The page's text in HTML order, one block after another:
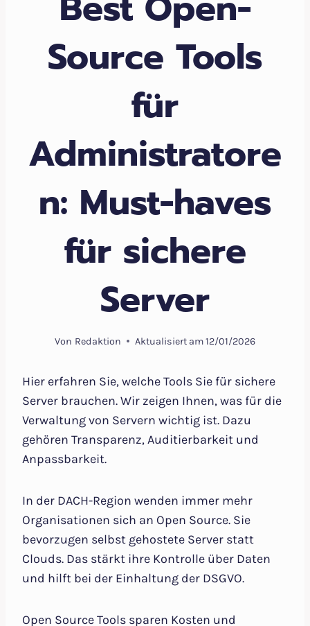
Source Tools
für
Administratore
n: Must-haves
für sichere
Server
Von Redaktion Aktualisiert am 12/01/2026
Hier erfahren Sie, welche Tools Sie für sichere
Server brauchen. Wir zeigen Ihnen, was für die
Verwaltung von Servern wichtig ist. Dazu
gehören Transparenz, Auditierbarkeit und
Anpassbarkeit.
In der DACH-Region wenden immer mehr
Organisationen sich an Open Source. Sie
bevorzugen selbst gehostete Server statt
Clouds. Das stärkt ihre Kontrolle über Daten
und hilft bei der Einhaltung der DSGVO.
Open Source Tools sparen Kosten und